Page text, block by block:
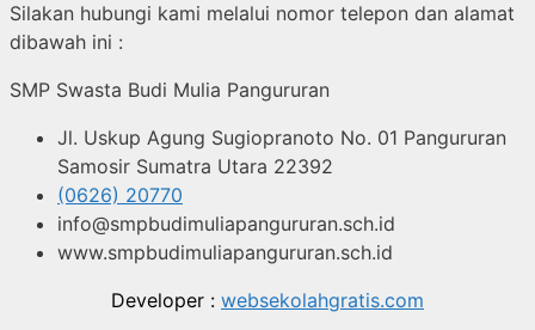
Silakan hubungi kami melalui nomor telepon dan alamat
dibawah ini :
SMP Swasta Budi Mulia Pangururan
Jl. Uskup Agung Sugiopranoto No. 01 Pangururan
Samosir Sumatra Utara 22392
(0626) 20770
info@smpbudimuliapangururan.sch.id
www.smpbudimuliapangururan.sch.id
Developer : websekolahgratis.com